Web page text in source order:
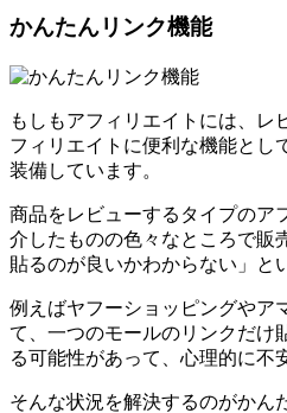
かんたんリンク機能
もしもアフィリエイトには、レ
フィリエイトに便利な機能とし
装備しています。
商品をレビューするタイプのア
介したものの色々なところで販
貼るのが良いかわからない」と
例えばヤフーショッピングやア
て、一つのモールのリンクだけ
る可能性があって、心理的に不
そんな状況を解決するのがかん